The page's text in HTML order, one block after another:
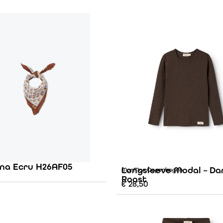
Ecru H26AF05 MarMar Copenhagen
Longsleeve Modal –
Roast
€28,50